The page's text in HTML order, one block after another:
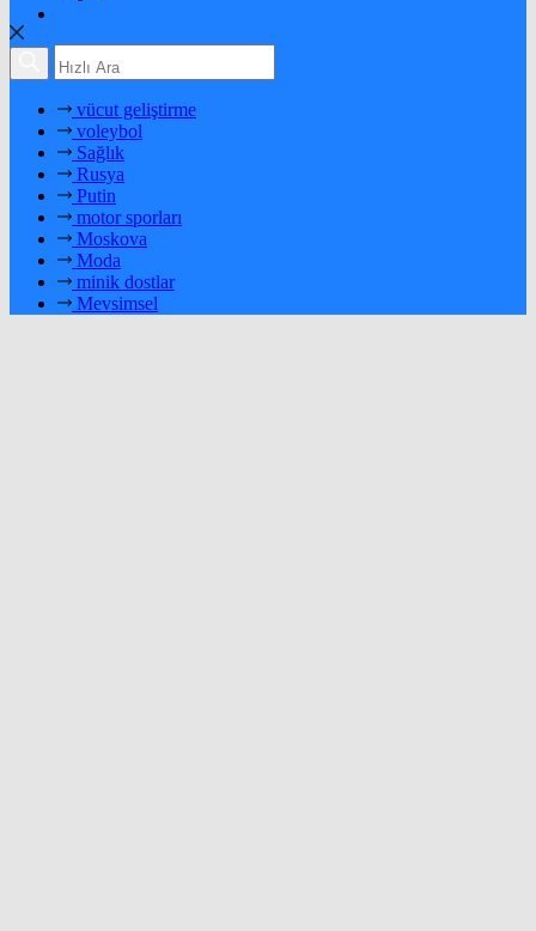
vücut geliştirme
voleybol
Sağlık
Rusya
Putin
motor sporları
Moskova
Moda
minik dostlar
Mevsimsel